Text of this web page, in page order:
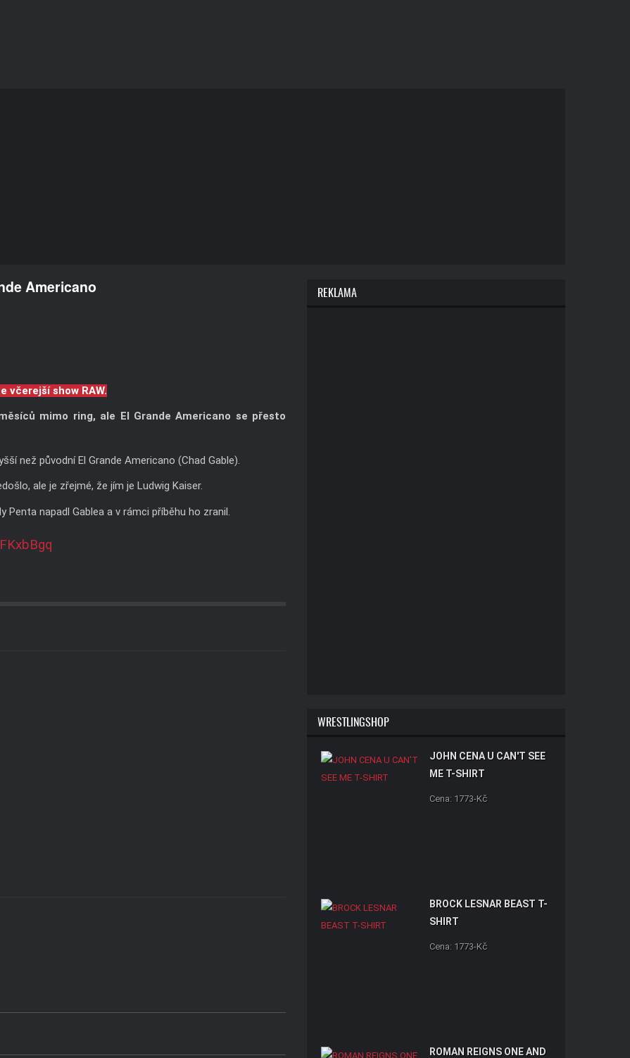
Americano
včerejší show RAW.
mimo ring, ale El Grande Americano se přesto
než původní El Grande Americano (Chad Gable).
ale je zřejmé, že jím je Ludwig Kaiser.
Penta napadl Gablea a v rámci příběhu ho zranil.
REKLAMA
WRESTLINGSHOP
JOHN CENA U CAN'T SEE
ME T-SHIRT
Cena: 1773-Kč
BROCK LESNAR BEAST T-
SHIRT
Cena: 1773-Kč
ROMAN REIGNS ONE AND